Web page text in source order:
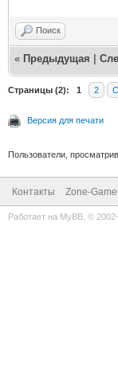
Поиск
« Предыдущая
Страницы (2): 1 2
Версия для печати
Пользователи,
Контакты Zone-
Работает на MyBB , ©